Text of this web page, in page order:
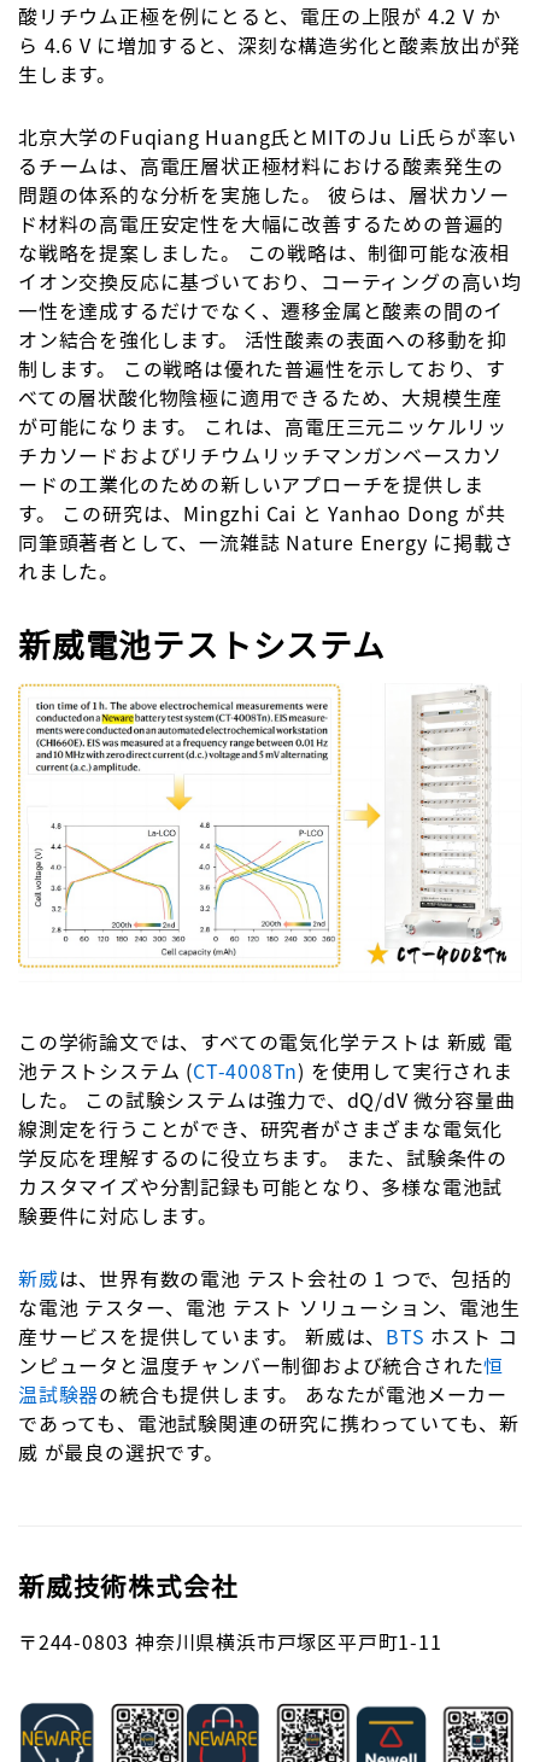
酸リチウム正極を例にとると、電圧の上限が 4.2 V か
ら 4.6 V に増加すると、深刻な構造劣化と酸素放出が発
生します。
北京大学のFuqiang Huang氏とMITのJu Li氏らが率い
るチームは、高電圧層状正極材料における酸素発生の
問題の体系的な分析を実施した。 彼らは、層状カソー
ド材料の高電圧安定性を大幅に改善するための普遍的
な戦略を提案しました。 この戦略は、制御可能な液相
イオン交換反応に基づいており、コーティングの高い均
一性を達成するだけでなく、遷移金属と酸素の間のイ
オン結合を強化します。 活性酸素の表面への移動を抑
制します。 この戦略は優れた普遍性を示しており、す
べての層状酸化物陰極に適用できるため、大規模生産
が可能になります。 これは、高電圧三元ニッケルリッ
チカソードおよびリチウムリッチマンガンベースカソ
ードの工業化のための新しいアプローチを提供しま
す。 この研究は、Mingzhi Cai と Yanhao Dong が共
同筆頭著者として、一流雑誌 Nature Energy に掲載さ
れました。
新威電池テストシステム
この学術論文では、すべての電気化学テストは 新威 電
池テストシステム (CT-4008Tn) を使用して実行されま
した。 この試験システムは強力で、dQ/dV 微分容量曲
線測定を行うことができ、研究者がさまざまな電気化
学反応を理解するのに役立ちます。 また、試験条件の
カスタマイズや分割記録も可能となり、多様な電池試
験要件に対応します。
新威は、世界有数の電池 テスト会社の 1 つで、包括的
な電池 テスター、電池 テスト ソリューション、電池生
産サービスを提供しています。 新威は、
BTS ホスト コ
ンピュータと温度チャンバー制御および統合された恒
温試験器の統合も提供します。 あなたが電池メーカー
であっても、電池試験関連の研究に携わっていても、新
威 が最良の選択です。
新威技術株式会社
〒244-0803神奈川県横浜市戸塚区平戸町1-11